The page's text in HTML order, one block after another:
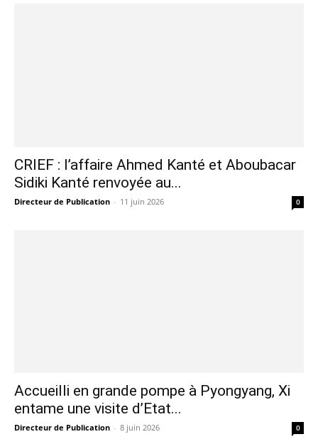
CRIEF : l’affaire Ahmed Kanté et Aboubacar
Sidiki Kanté renvoyée au...
Directeur de Publication - 11 juin 2026 0
Accueilli en grande pompe à Pyongyang, Xi
entame une visite d’Etat...
Directeur de Publication - 8 juin 2026 0